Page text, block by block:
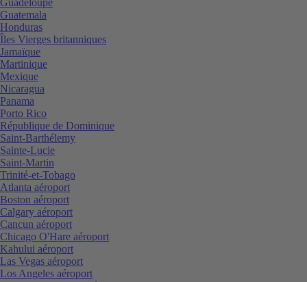
Guatemala
Honduras
Îles Vierges britanniques
Jamaïque
Martinique
Mexique
Nicaragua
Panama
Porto Rico
République de Dominique
Saint-Barthélemy
Sainte-Lucie
Saint-Martin
Trinité-et-Tobago
Atlanta aéroport
Boston aéroport
Calgary aéroport
Cancun aéroport
Chicago O'Hare aéroport
Kahului aéroport
Las Vegas aéroport
Los Angeles aéroport